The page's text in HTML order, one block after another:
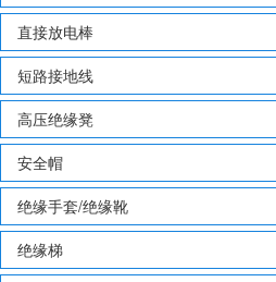
直接放电棒
短路接地线
高压绝缘凳
安全帽
绝缘手套/绝缘靴
绝缘梯